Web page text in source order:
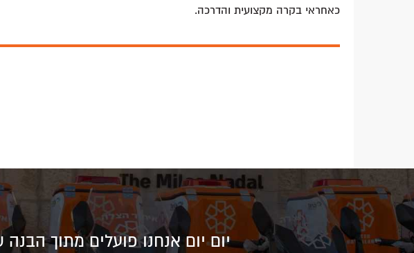
כאחראי בקרה מקצועית והדרכה.
יום יום אנחנו פועלים מתוך